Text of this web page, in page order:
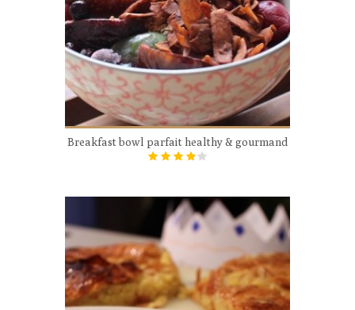
Breakfast bowl parfait healthy & gourmand